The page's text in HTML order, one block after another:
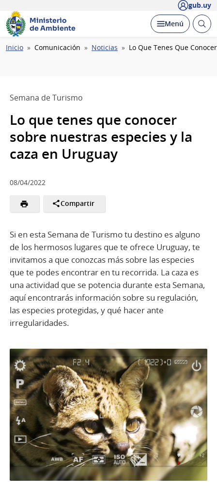
gub.uy
Ministerio
de Ambiente
Desplegar
Menú Abrir
Ruta
Inicio Comunicación Noticias Lo Que Tenes Que
Semana de Turismo
Lo que tenes que conocer
sobre nuestras especies y la
caza en Uruguay
08/04/2022
Compartir
Si en esta Semana de Turismo tu destino es alguno
de los hermosos lugares que te ofrece Uruguay, te
invitamos a que conozcas más sobre las especies
que te podes encontrar en tu recorrida. La caza es
una actividad que se potencia durante esta Semana,
aquí encontrarás información sobre su regulación,
las especies protegidas, y qué hacer ante
irregularidades.